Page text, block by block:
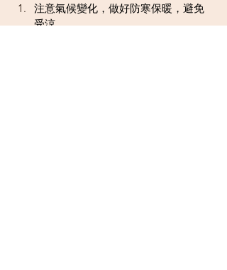
注意氣候變化，做好防寒保暖，避免
受涼。